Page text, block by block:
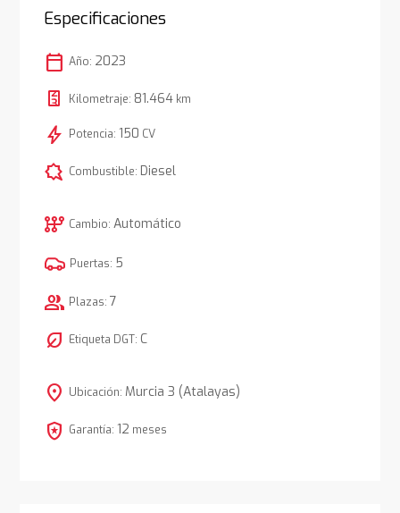
Especificaciones
calendar_today Año: 2023
Kilometraje: 81.464km
bolt Potencia: 150 CV
comic_bubble Combustible: Diesel
auto_transmission Cambio: Automático
Puertas: 5
group Plazas: 7
nest_eco_leaf Etiqueta DGT: C
location_on Ubicación: Murcia 3 (Atalayas)
local_police Garantía: 12 meses